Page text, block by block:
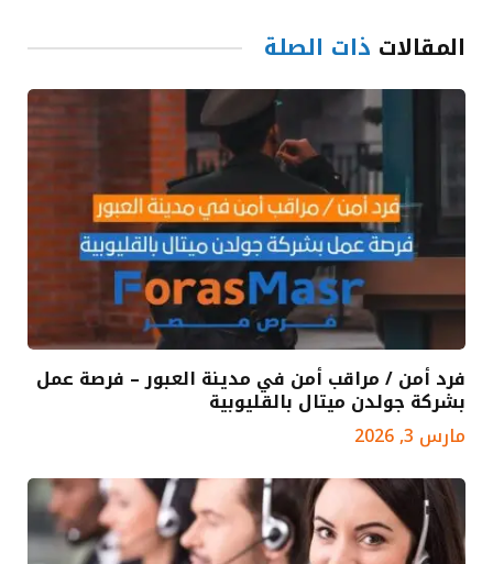
المقالات ذات الصلة
فرد أمن / مراقب أمن في مدينة العبور – فرصة عمل
بشركة جولدن ميتال بالقليوبية
مارس 3, 2026